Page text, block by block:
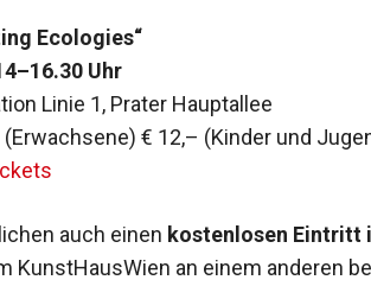
Ecologies“
Uhr
Linie 1, Prater Hauptallee
€ 12,– (Kinder und
auch einen kostenlosen Eintritt
KunstHausWien an einem anderen